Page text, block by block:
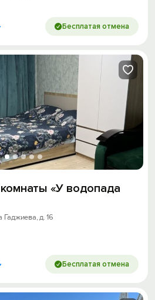
Бесплатая отмена
«У водопада
Гаджиева, д. 16
Бесплатая отмена